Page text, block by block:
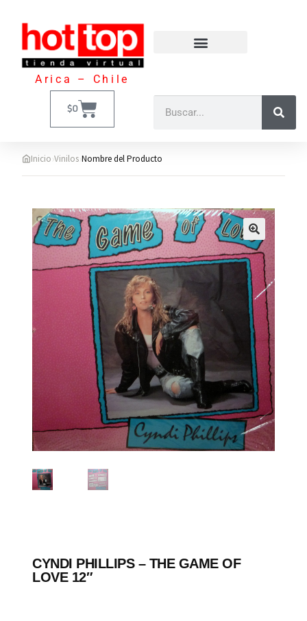
Arica – Chile
$0
Inicio›Vinilos›Nombre del Producto
CYNDI PHILLIPS ‎– THE GAME OF
LOVE 12″